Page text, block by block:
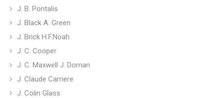
J. B. Pontalis
J. Black A. Green
J. Brick H.F.Noah
J. C. Cooper
J. C. Maxwell J. Dornan
J. Claude Carriere
J. Colin Glass